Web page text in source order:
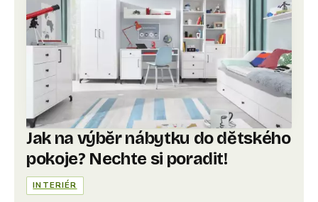
Jak na výběr nábytku do dětského
pokoje? Nechte si poradit!
INTERIÉR